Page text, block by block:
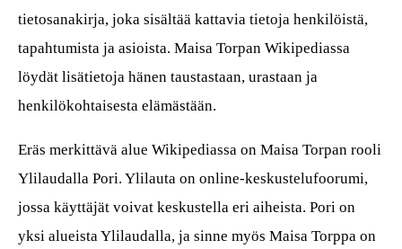
tietosanakirja, joka sisältää kattavia tietoja henkilöistä,
tapahtumista ja asioista. Maisa Torpan Wikipediassa
löydät lisätietoja hänen taustastaan, urastaan ja
henkilökohtaisesta elämästään.
Eräs merkittävä alue Wikipediassa on Maisa Torpan rooli
Ylilaudalla Pori. Ylilauta on online-keskustelufoorumi,
jossa käyttäjät voivat keskustella eri aiheista. Pori on
yksi alueista Ylilaudalla, ja sinne myös Maisa Torppa on